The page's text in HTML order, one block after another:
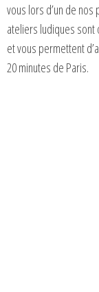
vous lors d’un de
ateliers ludiques sont
et vous permettent
20 minutes de Paris.